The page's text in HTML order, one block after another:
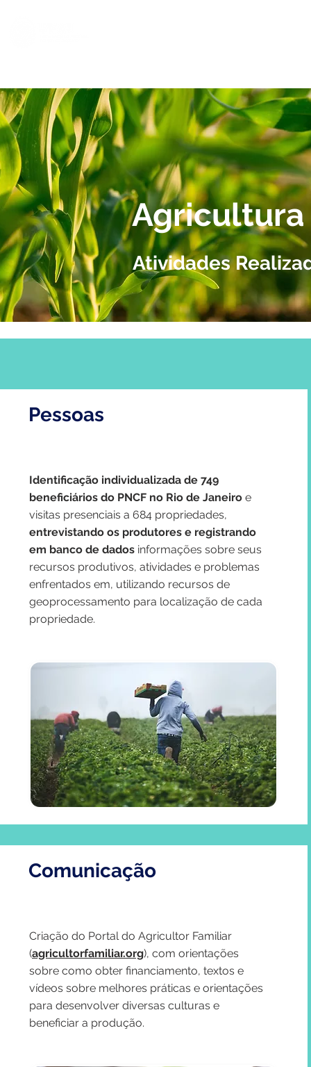
Agricultura
Atividades
Pessoas
Identificação individualizada de 749
beneficiários do PNCF no Rio de Janeiro e
visitas presenciais a 684 propriedades,
entrevistando os produtores e registrando
em banco de dados informações sobre seus
recursos produtivos, atividades e problemas
enfrentados em, utilizando recursos de
geoprocessamento para localização de cada
propriedade.
Comunicação
Criação do Portal do Agricultor Familiar
(agricultorfamiliar.org), com orientações
sobre como obter financiamento, textos e
vídeos sobre melhores práticas e orientações
para desenvolver diversas culturas e
beneficiar a produção.